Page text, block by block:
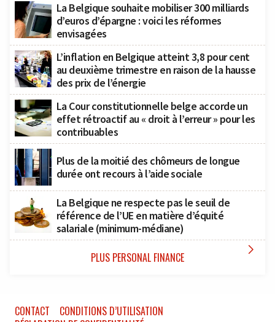
La Belgique souhaite mobiliser 300 milliards
d’euros d’épargne : voici les réformes
envisagées
L’inflation en Belgique atteint 3,8 pour cent
au deuxième trimestre en raison de la hausse
des prix de l’énergie
La Cour constitutionnelle belge accorde un
effet rétroactif au « droit à l’erreur » pour les
contribuables
Plus de la moitié des chômeurs de longue
durée ont recours à l’aide sociale
La Belgique ne respecte pas le seuil de
référence de l’UE en matière d’équité
salariale (minimum-médiane)
PLUS PERSONAL FINANCE 
CONTACT
CONDITIONS D’UTILISATION